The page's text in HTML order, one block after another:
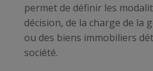
permet de définir les
décision, de la charge de la
ou des biens immobiliers
société.